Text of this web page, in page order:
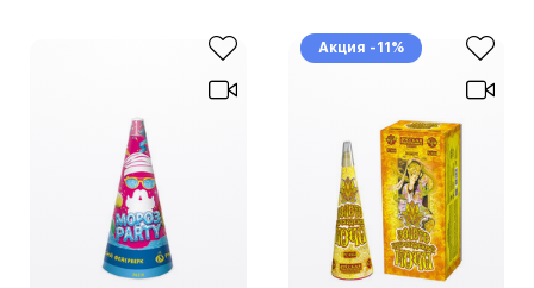
Акция -11%